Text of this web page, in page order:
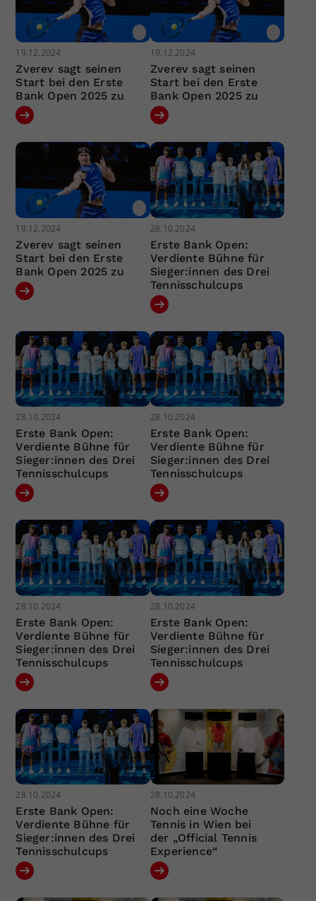
19.12.2024
Zverev sagt seinen
Start bei den Erste
Bank Open 2025 zu
19.12.2024
Zverev sagt seinen
Start bei den Erste
Bank Open 2025 zu
19.12.2024
Zverev sagt seinen
Start bei den Erste
Bank Open 2025 zu
28.10.2024
Erste Bank Open:
Verdiente Bühne für
Sieger:innen des Drei
Tennisschulcups
28.10.2024
Erste Bank Open:
Verdiente Bühne für
Sieger:innen des Drei
Tennisschulcups
28.10.2024
Erste Bank Open:
Verdiente Bühne für
Sieger:innen des Drei
Tennisschulcups
28.10.2024
Erste Bank Open:
Verdiente Bühne für
Sieger:innen des Drei
Tennisschulcups
28.10.2024
Erste Bank Open:
Verdiente Bühne für
Sieger:innen des Drei
Tennisschulcups
28.10.2024
Erste Bank Open:
Verdiente Bühne für
Sieger:innen des Drei
Tennisschulcups
28.10.2024
Noch eine Woche
Tennis in Wien bei
der „Official Tennis
Experience“